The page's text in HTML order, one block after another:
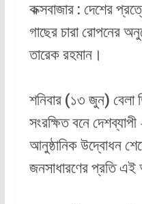
কক্সবাজার : দেশের
গাছের চারা রোপনের
তারেক রহমান।
শনিবার (১৩ জুন) বেলা
সংরক্ষিত বনে
আনুষ্ঠানিক উদ্বোধন
জনসাধারণের প্রতি এই